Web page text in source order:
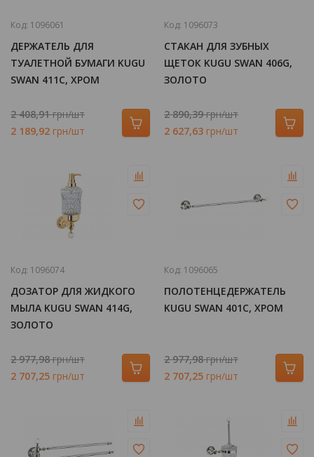
Код: 1096061
ДЕРЖАТЕЛЬ ДЛЯ
ТУАЛЕТНОЙ БУМАГИ KUGU
SWAN 411C, ХРОМ
2 408,91грн/шт
2 189,92 грн/шт
Код: 1096073
СТАКАН ДЛЯ ЗУБНЫХ
ЩЕТОК KUGU SWAN 406G,
ЗОЛОТО
2 890,39грн/шт
2 627,63 грн/шт
Код: 1096074
ДОЗАТОР ДЛЯ ЖИДКОГО
МЫЛА KUGU SWAN 414G,
ЗОЛОТО
2 977,98грн/шт
2 707,25 грн/шт
Код: 1096065
ПОЛОТЕНЦЕДЕРЖАТЕЛЬ
KUGU SWAN 401C, ХРОМ
2 977,98грн/шт
2 707,25 грн/шт